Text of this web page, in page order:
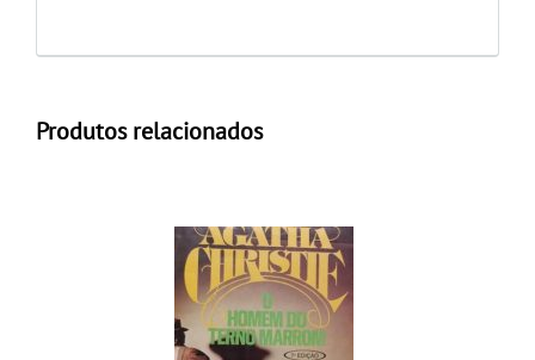
Produtos relacionados